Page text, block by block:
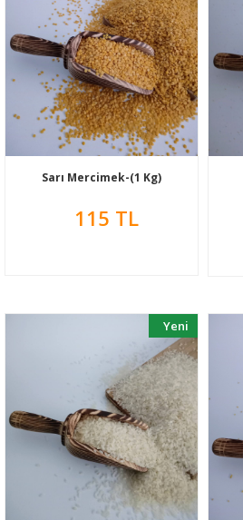
Sarı Mercimek-(1 Kg)
115 TL
Yeni